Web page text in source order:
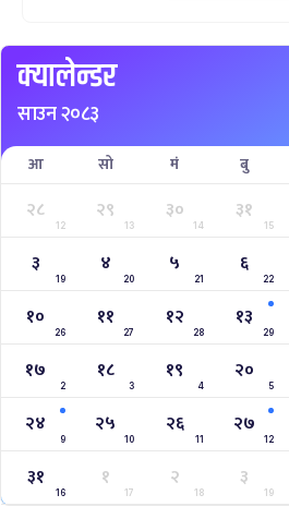
क्यालेन्डर
साउन २०८३
आ सो मं बु
२८
12
२९
13
३०
14
३१
15
३
19
४
20
५
21
६
22
१०
26
११
27
१२
28
१३
29
१७
2
१८
3
१९
4
२०
5
२४
9
२५
10
२६
11
२७
12
३१
16
१
17
२
18
३
19